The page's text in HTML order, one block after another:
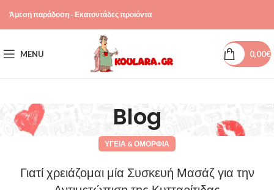
Άμεση παράδοση - Εκατοντάδες προϊόντα
MENU 0,00€
Blog
ΥΓΕΊΑ & ΟΜΟΡΦΙΆ
Γιατί χρειάζομαι μία Συσκευή Μασάζ για την